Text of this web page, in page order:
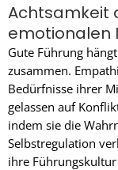
Achtsamkeit
emotionalen
Gute Führung
zusammen.
Bedürfnisse ihrer
gelassen auf
indem sie die
Selbstregulation
ihre